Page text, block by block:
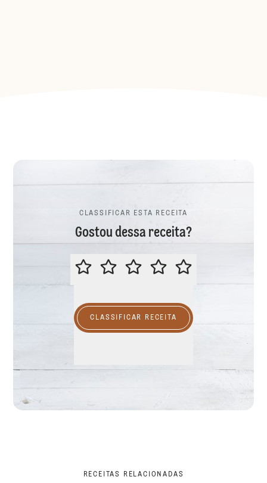
CLASSIFICAR ESTA RECEITA
Gostou dessa receita?
CLASSIFICAR ESTA RECEITA
CLASSIFICAR RECEITA
RECEITAS RELACIONADAS